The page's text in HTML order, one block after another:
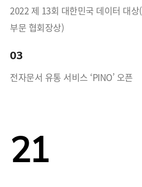
2022 제 13회 대한민국 데이터 대
부문 협회장상)
03
전자문서 유통 서비스 ‘PINO’ 오픈
21